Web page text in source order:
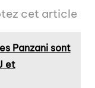
cet article
Panzani sont
et